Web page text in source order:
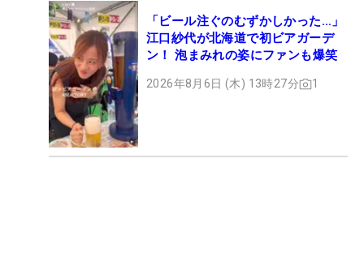
「ビール注ぐのむずかしかった…」
江口紗代が北海道で初ビアガーデ
ン！ 泡まみれの姿にファンも爆笑
2026年8月6日 (木) 13時27分 1